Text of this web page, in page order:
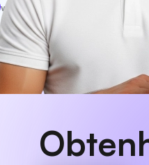
www MyCafe